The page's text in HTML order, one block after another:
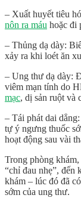
– Xuất huyết tiêu
nôn ra máu hoặc đi
– Thủng dạ dày:
xảy ra khi loét ăn
– Ung thư dạ dày:
viêm mạn tính do
mạc, dị sản ruột và
– Tái phát dai dẳng
tự ý ngưng thuốc
hoạt động sau vài
Trong phòng
“chỉ đau nhẹ”, đến
khám – lúc đó đã
sớm của ung thư.